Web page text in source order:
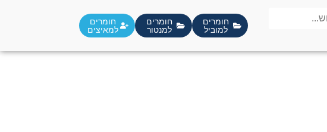
חומרים
למוביל
חומרים
למנטור
חומרים
למאיצים